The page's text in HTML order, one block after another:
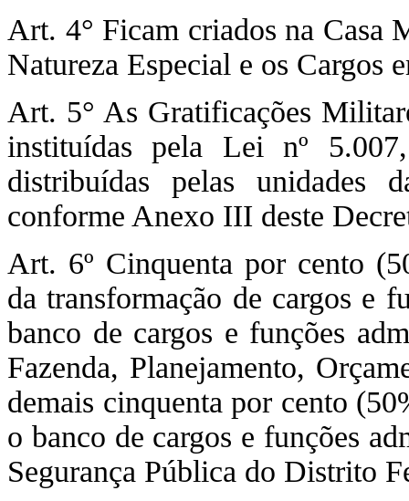
Art. 4° Ficam criados na Casa
Natureza Especial e os Cargos
Art. 5° As Gratificações
instituídas pela Lei nº
distribuídas pelas
conforme Anexo III deste
Art. 6º Cinquenta por cento
da transformação de cargos e
banco de cargos e funções
Fazenda, Planejamento,
demais cinquenta por cento
o banco de cargos e funções
Segurança Pública do Distrito